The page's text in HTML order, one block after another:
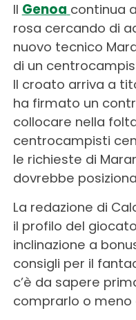
Il Genoa continua
rosa cercando di
nuovo tecnico
di un
Il croato arriva a
ha firmato un
collocare nella
centrocampisti
le richieste di
dovrebbe
La redazione di
il profilo del
inclinazione a
consigli per il
c’è da sapere
comprarlo o meno